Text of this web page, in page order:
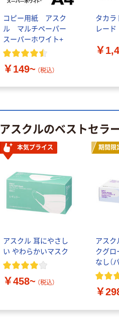
コピー用紙 アスク
ル マルチペーパー
スーパーホワイト+
￥149~ （税込）
タカラ
レード
￥
アスクルのベストセラ
本気プライス
アスクル 耳にやさし
い やわらかいマスク
￥458~ （税込）
期間限
アス
クグ
なし（
￥